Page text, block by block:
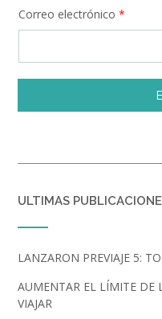
Correo electrónico *
ULTIMAS
LANZARON PREVIAJE 5:
AUMENTAR EL LÍMITE DE
VIAJAR